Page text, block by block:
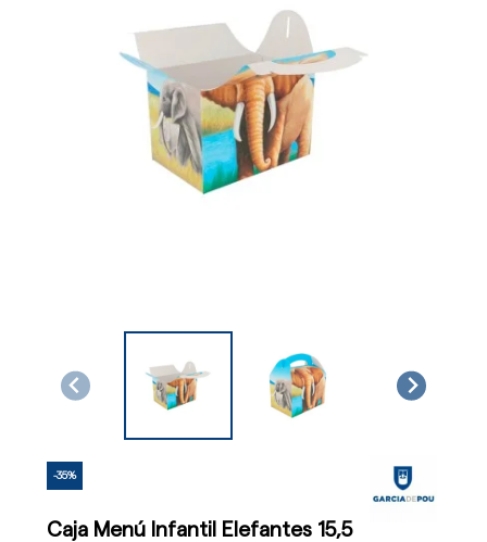
-35%
Caja Menú Infantil Elefantes 15,5